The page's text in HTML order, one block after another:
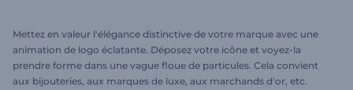
Mettez en valeur l'élégance distinctive de votre marque avec une
animation de logo éclatante. Déposez votre icône et voyez-la
prendre forme dans une vague floue de particules. Cela convient
aux bijouteries, aux marques de luxe, aux marchands d'or, etc.